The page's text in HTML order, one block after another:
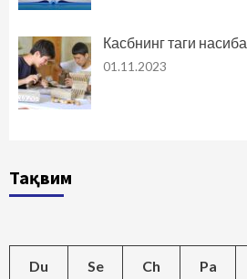
Касбнинг таги насиба
01.11.2023
Тақвим
Du Se Ch Pa